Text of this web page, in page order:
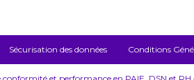
Sécurisation des données Conditions